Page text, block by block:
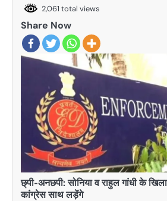
2,061 total views
Share Now
छ्पी-अनछपी: सोनिया व राहुल गांधी के
कांग्रेस साथ लड़ेंगे